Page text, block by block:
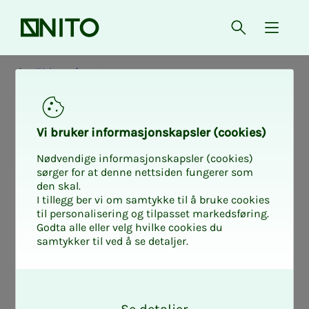
Forsiden Åpne søk
{
NITO i samfunnet
Vi bru­­ker in­­for­­ma­­sjons­­kaps­­­ler (cookies)
Nødvendige informasjonskapsler (cookies)
sørger for at denne nettsiden fungerer som
den skal.
I tillegg ber vi om samtykke til å bruke cookies
til personalisering og tilpasset markedsføring.
Godta alle eller velg hvilke cookies du
samtykker til ved å se detaljer.